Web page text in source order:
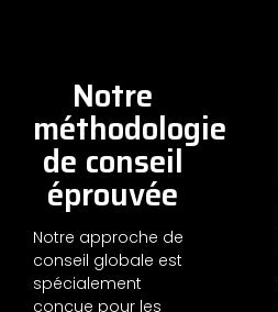
Notre
méthodologie
de conseil
éprouvée
Notre approche de
conseil globale est
spécialement
conçue pour les